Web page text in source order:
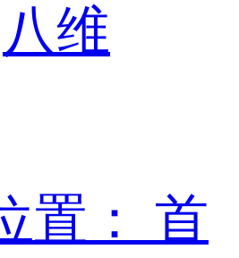
八维
置： 首